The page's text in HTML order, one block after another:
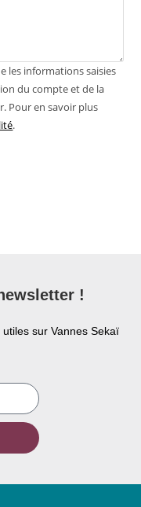
les informations saisies
du compte et de la
Pour en savoir plus
.
!
sur Vannes Sekaï